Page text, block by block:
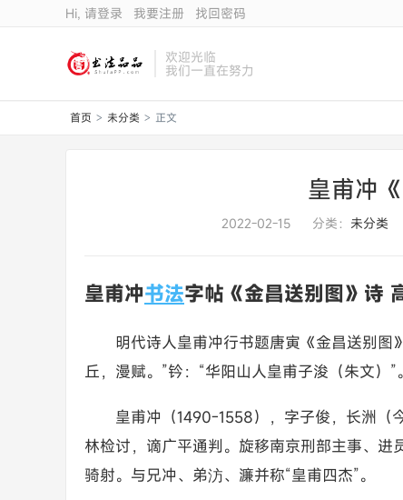
Hi, 请登录 我要注册 找回密码
欢迎光临
我们一直在努力
首页 > 未分类 > 正文
皇甫冲
2022-02-15 分类： 未分类
皇甫冲书法字帖《金昌送别图》诗
明代诗人皇甫冲行书题唐寅《金昌送别图
丘，漫赋。”钤：“华阳山人皇甫子浚（朱文）”。
皇甫冲（1490-1558），字子俊，长洲（
林检讨，谪广平通判。旋移南京刑部主事、
骑射。与兄冲、弟汸、濂并称“皇甫四杰”。